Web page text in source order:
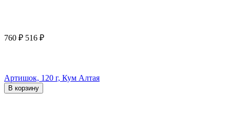
760 ₽ 516 ₽
Артишок, 120 г, Кум Алтая
В корзину